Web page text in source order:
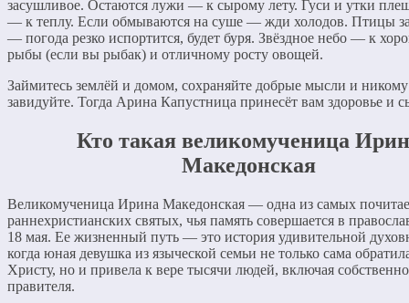
засушливое. Остаются лужи — к сырому лету. Гуси и утки
— к теплу. Если обмываются на суше — жди холодов. Птицы
— погода резко испортится, будет буря. Звёздное небо — к
рыбы (если вы рыбак) и отличному росту овощей.
Займитесь землёй и домом, сохраняйте добрые мысли и
завидуйте. Тогда Арина Капустница принесёт вам здоровье и
Кто такая великомученица
Македонская
Великомученица Ирина Македонская — одна из самых
раннехристианских святых, чья память совершается в
18 мая. Ее жизненный путь — это история удивительной
когда юная девушка из языческой семьи не только сама
Христу, но и привела к вере тысячи людей, включая
правителя.